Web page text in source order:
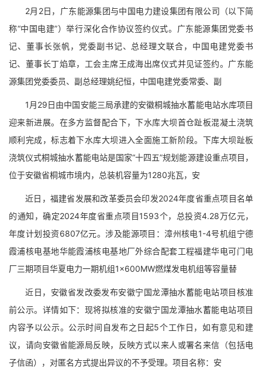
2月2日，广东能源集团与中国电力建设集团有限公司（以下简
称“中国电建”）举行深化合作协议签约仪式。广东能源集团党委书
记、董事长张帆，党委副书记、总经理文联合，中国电建党委书
记、董事长丁焰章，工会主席王成海出席仪式并见证签约。广东能
源集团党委委员、副总经理姚纪恒，中国电建党委常委、副
1月29日由中国安能三局承建的安徽桐城抽水蓄能电站水库项目
迎来新进展。在多方监督配合下，下水库大坝首仓趾板混凝土浇筑
顺利完成，标志着下水库大坝进入全面施工新阶段。下库大坝趾板
浇筑仪式桐城抽水蓄能电站是国家“十四五”规划能源建设重点项目，
位于安徽省桐城市境内，总装机容量为1280兆瓦，安
近日，福建省发展和改革委员会印发2024年度省重点项目名单
的通知，确定2024年度省重点项目1593个，总投资4.28万亿元，
年度计划投资6807亿元。涉及能源项目：漳州核电1-4号机组宁德
霞浦核电基地华能霞浦核电基地厂外综合配套工程福建华电可门电
厂三期项目华夏电力一期机组1×600MW燃煤发电机组等容量替
近日，安徽省发改委发布安徽宁国龙潭抽水蓄能电站项目核准
前公示。详情如下：现将拟核准的安徽宁国龙潭抽水蓄能电站项目
内容予以公示。公示时间自发布之日起5个工作日，如有意见和建
议，请向安徽省能源局反映，反映方式以来人或署名来信（包括电
子信函），对匿名方式提出异议的不予受理。项目名称：安